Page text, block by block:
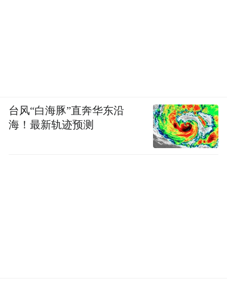
台风“白海豚”直奔华东沿
海！最新轨迹预测